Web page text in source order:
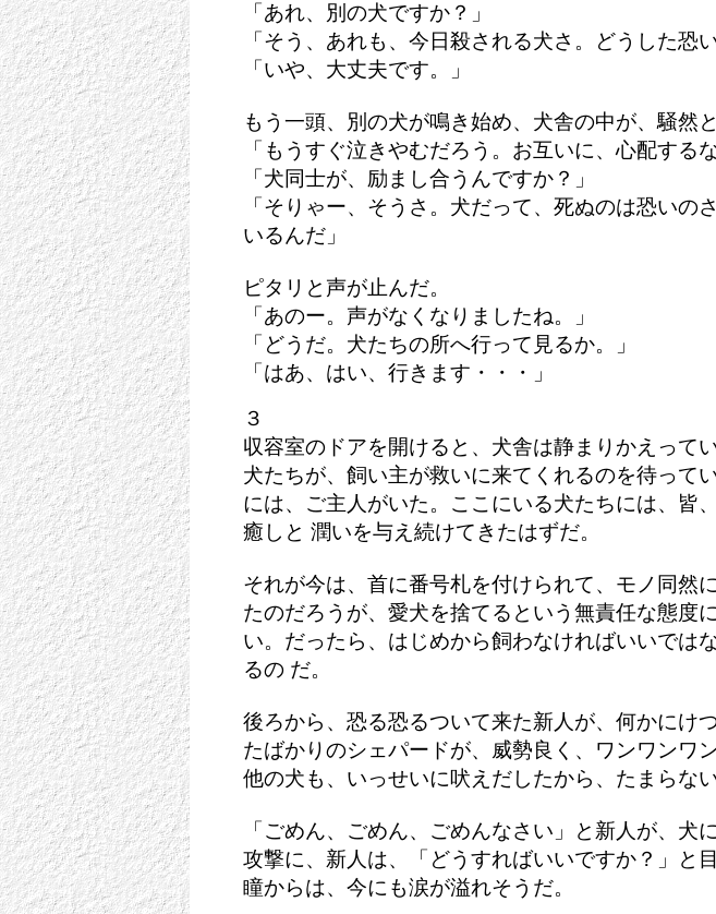
「あれ、別の犬ですか？」
「そう、あれも、今日殺される犬さ。どうした恐
「いや、大丈夫です。」
もう一頭、別の犬が鳴き始め、犬舎の中が、騒然
「もうすぐ泣きやむだろう。お互いに、心配する
「犬同士が、励まし合うんですか？」
「そりゃー、そうさ。犬だって、死ぬのは恐い
いるんだ」
ピタリと声が止んだ。
「あのー。声がなくなりましたね。」
「どうだ。犬たちの所へ行って見るか。」
「はあ、はい、行きます・・・」
３
収容室のドアを開けると、犬舎は静まりかえって
犬たちが、飼い主が救いに来てくれるのを待って
には、ご主人がいた。ここにいる犬たちには、皆
癒しと 潤いを与え続けてきたはずだ。
それが今は、首に番号札を付けられて、モノ同然
たのだろうが、愛犬を捨てるという無責任な態度
い。だったら、はじめから飼わなければいいでは
るの だ。
後ろから、恐る恐るついて来た新人が、何かにけ
たばかりのシェパードが、威勢良く、ワンワンワ
他の犬も、いっせいに吠えだしたから、たまらない
「ごめん、ごめん、ごめんなさい」と新人が、
攻撃に、新人は、「どうすればいいですか？」と
瞳からは、今にも涙が溢れそうだ。